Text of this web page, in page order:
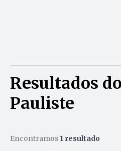
Resultados
Pauliste
Encontramos 1 resultado